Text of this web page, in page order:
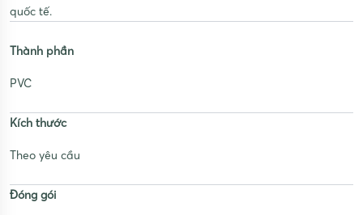
quốc tế.
Thành phần
PVC
Kích thước
Theo yêu cầu
Đóng gói